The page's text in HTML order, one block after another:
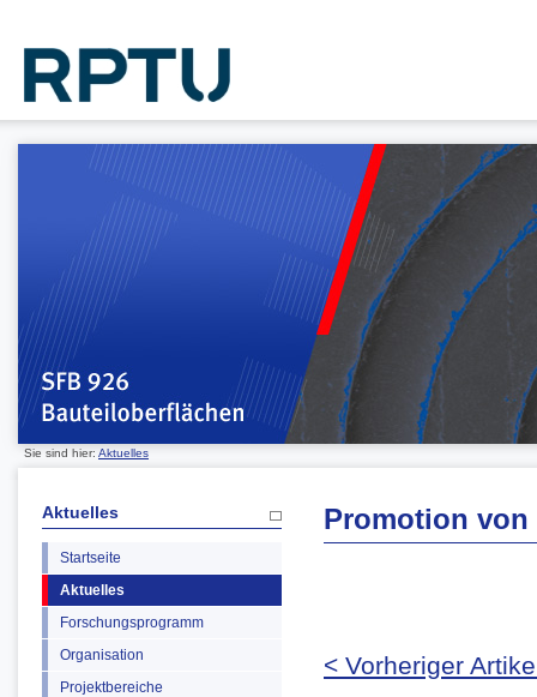
Sie sind hier: Aktuelles
Aktuelles
Startseite
Aktuelles
Forschungsprogramm
Organisation
Projektbereiche
Promotion
< Vorheriger